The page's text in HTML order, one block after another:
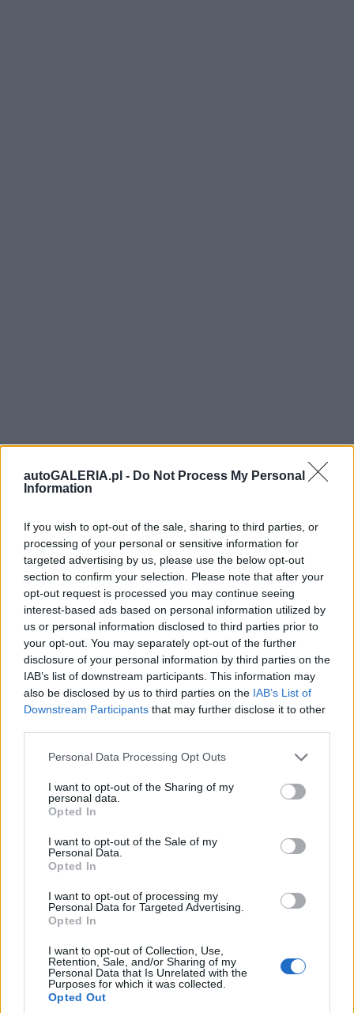
autoGALERIA.pl - Do Not Process My Personal
Information
If you wish to opt-out of the sale, sharing to third parties, or
processing of your personal or sensitive information for
targeted advertising by us, please use the below opt-out
section to confirm your selection. Please note that after your
opt-out request is processed you may continue seeing
interest-based ads based on personal information utilized by
us or personal information disclosed to third parties prior to
your opt-out. You may separately opt-out of the further
disclosure of your personal information by third parties on the
IAB’s list of downstream participants. This information may
also be disclosed by us to third parties on the IAB’s List of
Downstream Participants that may further disclose it to other
Please note that this website/app uses one or more Google
not limited to your visit or usage behaviour. You may click to
grant or deny consent to Google and its third-party tags to
use your data for below specified purposes in below Google
consent section.
Personal Data Processing Opt Outs
I want to opt-out of the Sharing of my
personal data.
Opted In
I want to opt-out of the Sale of my
Personal Data.
Opted In
I want to opt-out of processing my
Personal Data for Targeted Advertising.
Opted In
I want to opt-out of Collection, Use,
Retention, Sale, and/or Sharing of my
Personal Data that Is Unrelated with the
Purposes for which it was collected.
Opted Out